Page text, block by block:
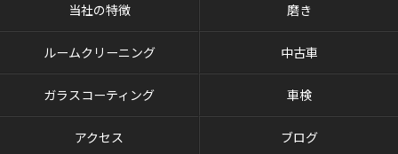
当社の特徴 磨き
ルームクリーニング 中古車
ガラスコーティング 車検
アクセス ブログ